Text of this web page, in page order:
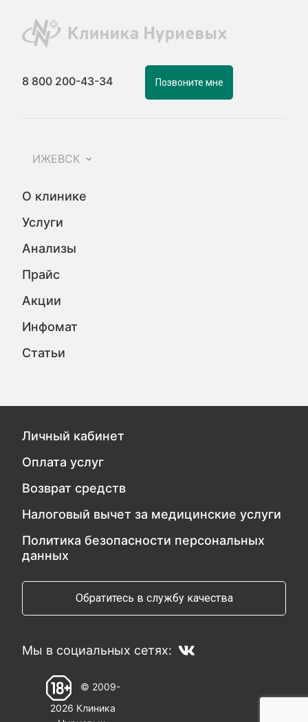
8 800 200-43-34 Позвоните мне
ИЖЕВСК
О клинике
Услуги
Анализы
Прайс
Акции
Инфомат
Статьи
Личный кабинет
Оплата услуг
Возврат средств
Налоговый вычет за медицинские услуги
Политика безопасности персональных
данных
Обратитесь в службу качества
Мы в социальных сетях:
© 2009-
2026 Клиника